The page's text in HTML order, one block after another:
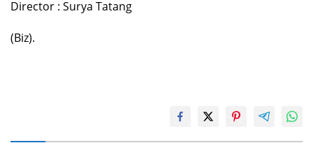
Director : Surya Tatang
(Biz).